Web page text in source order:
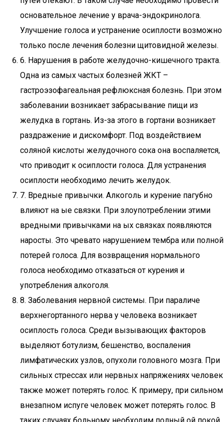
основательное лечение у врача-эндокринолога.
Улучшение голоса и устранение осиплости возможно
только после лечения болезни щитовидной железы.
6. Нарушения в работе желудочно-кишечного тракта.
Одна из самых частых болезней ЖКТ –
гастроэзофагеальная рефлюксная болезнь. При этом
заболевании возникает забрасывание пищи из
желудка в гортань. Из-за этого в гортани возникает
раздражение и дискомфорт. Под воздействием
соляной кислоты желудочного сока она воспаляется,
что приводит к осиплости голоса. Для устранения
осиплости необходимо лечить желудок.
7. Вредные привычки. Алкоголь и курение пагубно
влияют на ые связки. При злоупотреблении этими
вредными привычками на ых связках появляются
наросты. Это чревато нарушением тембра или полной
потерей голоса. Для возвращения нормального
голоса необходимо отказаться от курения и
употребления алкоголя.
8. Заболевания нервной системы. При параличе
верхнегортанного нерва у человека возникает
осиплость голоса. Среди вызывающих факторов
выделяют ботулизм, бешенство, воспаления
лимфатических узлов, опухоли головного мозга. При
сильных стрессах или нервных напряжениях человек
также может потерять голос. К примеру, при сильном
внезапном испуге человек может потерять голос. В